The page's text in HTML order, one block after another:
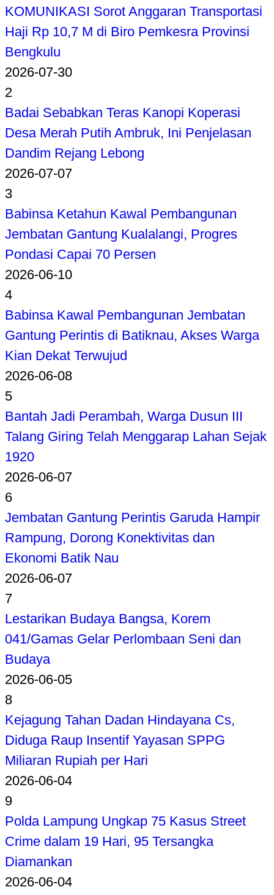
KOMUNIKASI Sorot Anggaran Transportasi
Haji Rp 10,7 M di Biro Pemkesra Provinsi
Bengkulu
2026-07-30
2
Badai Sebabkan Teras Kanopi Koperasi
Desa Merah Putih Ambruk, Ini Penjelasan
Dandim Rejang Lebong
2026-07-07
3
Babinsa Ketahun Kawal Pembangunan
Jembatan Gantung Kualalangi, Progres
Pondasi Capai 70 Persen
2026-06-10
4
Babinsa Kawal Pembangunan Jembatan
Gantung Perintis di Batiknau, Akses Warga
Kian Dekat Terwujud
2026-06-08
5
Bantah Jadi Perambah, Warga Dusun III
Talang Giring Telah Menggarap Lahan Sejak
1920
2026-06-07
6
Jembatan Gantung Perintis Garuda Hampir
Rampung, Dorong Konektivitas dan
Ekonomi Batik Nau
2026-06-07
7
Lestarikan Budaya Bangsa, Korem
041/Gamas Gelar Perlombaan Seni dan
Budaya
2026-06-05
8
Kejagung Tahan Dadan Hindayana Cs,
Diduga Raup Insentif Yayasan SPPG
Miliaran Rupiah per Hari
2026-06-04
9
Polda Lampung Ungkap 75 Kasus Street
Crime dalam 19 Hari, 95 Tersangka
Diamankan
2026-06-04